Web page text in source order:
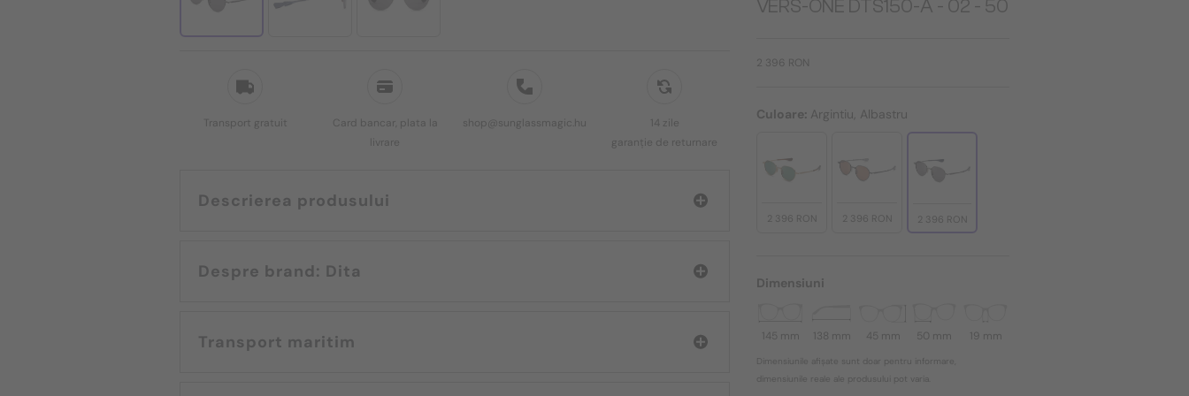
Transport gratuit
Card bancar, plata la
livrare
shop@sunglassmagic.hu
14 zile
garanție de returnare
Descrierea produsului
Despre brand: Dita
Transport maritim
VERS-ONE DTS150-A - 02 - 50
2 396 RON
Culoare: Argintiu, Albastru
2 396 RON 2 396 RON 2 396 RON
Dimensiuni
145 mm 138 mm 45 mm 50 mm 19 mm
Dimensiunile afișate sunt doar pentru informare,
dimensiunile reale ale produsului pot varia.